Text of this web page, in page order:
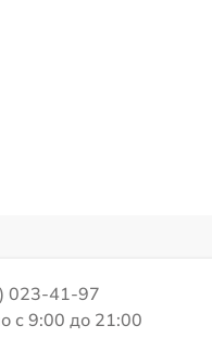
023-41-97
с 9:00 до 21:00